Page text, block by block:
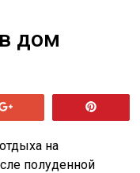
дом
на
полуденной